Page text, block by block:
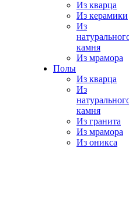
Из кварца
Из керамики
Из
камня
Из мрамора
Полы
Из кварца
Из
камня
Из гранита
Из мрамора
Из оникса